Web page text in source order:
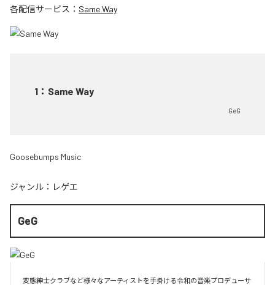
各配信サービス： Same Way
1 ： Same Way
GeG
Goosebumps Music
ジャンル： レゲエ
GeG
変態紳士クラブなど様々なアーティストを手掛ける令和の音楽プロデューサ